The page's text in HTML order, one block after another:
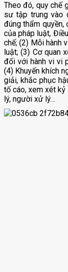
Theo đó, quy chế
sư tập trung vào
đúng thẩm quyền,
của pháp luật,
chế; (2) Mỗi hành
luật; (3) Cơ quan
đối với hành vi vi
(4) Khuyến khích
giải, khắc phục
tố cáo, xem xét kỷ
lý, người xử lý…